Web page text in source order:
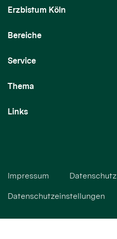
Erzbistum Köln
Bereiche
Service
Thema
Links
Impressum Datenschutz
Datenschutzeinstellungen